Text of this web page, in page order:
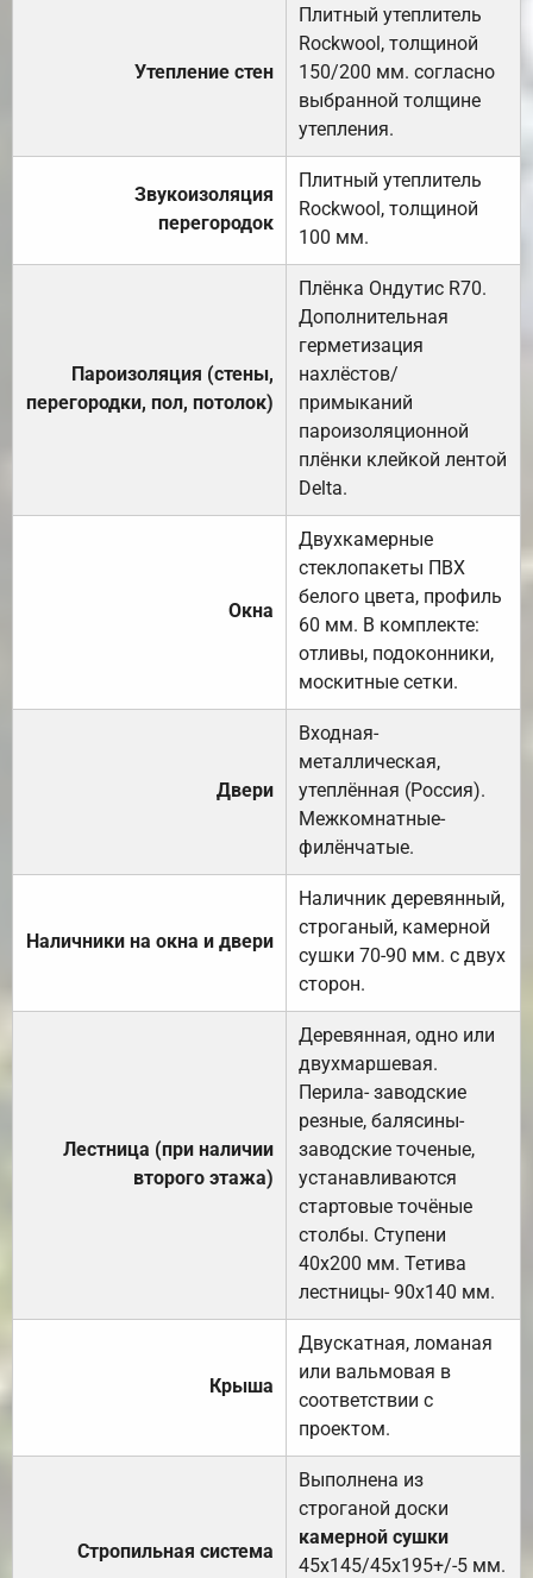
Утепление стен
Плитный утеплитель
Rockwool, толщиной
150/200 мм. согласно
выбранной толщине
утепления.
Звукоизоляция
перегородок
Плитный утеплитель
Rockwool, толщиной
100 мм.
Пароизоляция (стены,
перегородки, пол, потолок)
Плёнка Ондутис R70.
Дополнительная
герметизация
нахлёстов/
примыканий
пароизоляционной
плёнки клейкой лентой
Delta.
Окна
Двухкамерные
стеклопакеты ПВХ
белого цвета, профиль
60 мм. В комплекте:
отливы, подоконники,
москитные сетки.
Двери
Входная-
металлическая,
утеплённая (Россия).
Межкомнатные-
филёнчатые.
Наличники на окна и двери
Наличник деревянный,
строганый, камерной
сушки 70-90 мм. с двух
сторон.
Лестница (при наличии
второго этажа)
Деревянная, одно или
двухмаршевая.
Перила- заводские
резные, балясины-
заводские точеные,
устанавливаются
стартовые точёные
столбы. Ступени
40х200 мм. Тетива
лестницы- 90х140 мм.
Крыша
Двускатная, ломаная
или вальмовая в
соответствии с
проектом.
Стропильная система
Выполнена из
строганой доски
камерной сушки
45х145/45х195+/-5 мм.